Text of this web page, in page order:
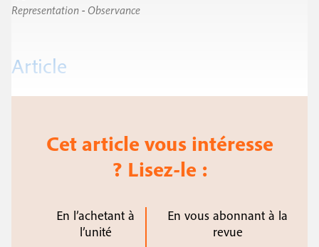
Representation - Observance
Article
Cet article vous intéresse
? Lisez-le :
En l’achetant à
l’unité
En vous abonnant à la
revue